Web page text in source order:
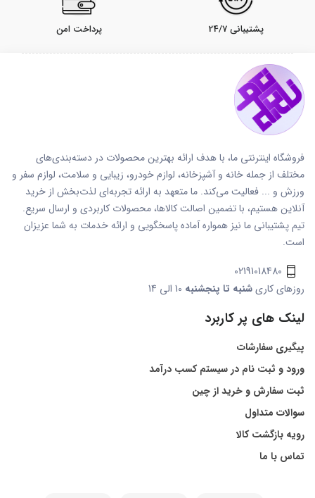
پشتیبانی 24/7 پرداخت امن
فروشگاه اینترنتی ما، با هدف ارائه بهترین محصولات در دسته‌بندی‌های
مختلف از جمله خانه و آشپزخانه، لوازم خودرو، زیبایی و سلامت، لوازم سفر و
ورزش و ... فعالیت می‌کند. ما متعهد به ارائه تجربه‌ای لذت‌بخش از خرید
آنلاین هستیم، با تضمین اصالت کالاها، محصولات کاربردی و ارسال سریع.
تیم پشتیبانی ما نیز همواره آماده پاسخگویی و ارائه خدمات به شما عزیزان
است.
02191018480
روزهای کاریشنبه تا پنجشنبه
لینک های پر کاربرد
پیگیری سفارشات
ورود و ثبت نام در سیستم کسب درآمد
ثبت سفارش و خرید از چین
سوالات متداول
رویه بازگشت کالا
تماس با ما